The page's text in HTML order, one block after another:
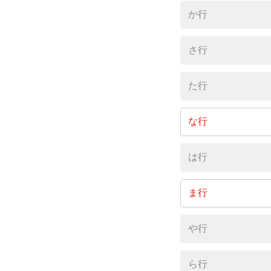
か行
さ行
た行
な行
は行
ま行
や行
ら行